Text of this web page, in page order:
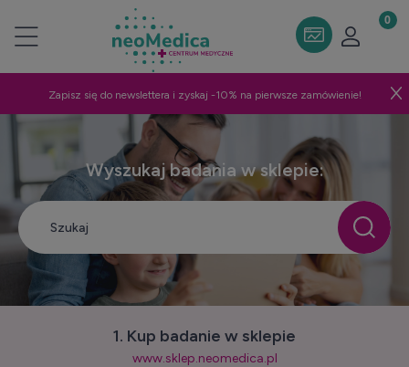
Zapisz się do newslettera i zyskaj -10% na pierwsze zamówienie!
Wyszukaj badania w sklepie:
1. Kup badanie w sklepie
www.sklep.neomedica.pl